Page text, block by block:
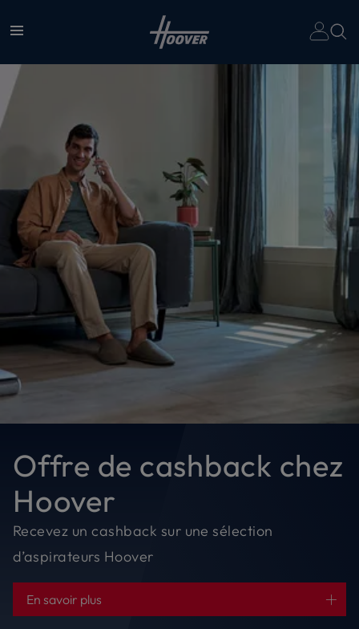
Offre de cashback chez
Hoover
Recevez un cashback sur une sélection
d’aspirateurs Hoover
En savoir plus